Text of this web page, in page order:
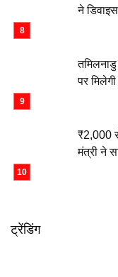
ने
पर
₹2,000
मंत्री ने
ट्रेंडिंग